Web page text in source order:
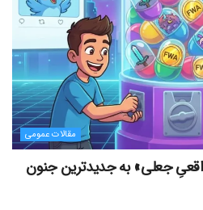
مقالات عمومی
جعلی» به جدیدترین جنون